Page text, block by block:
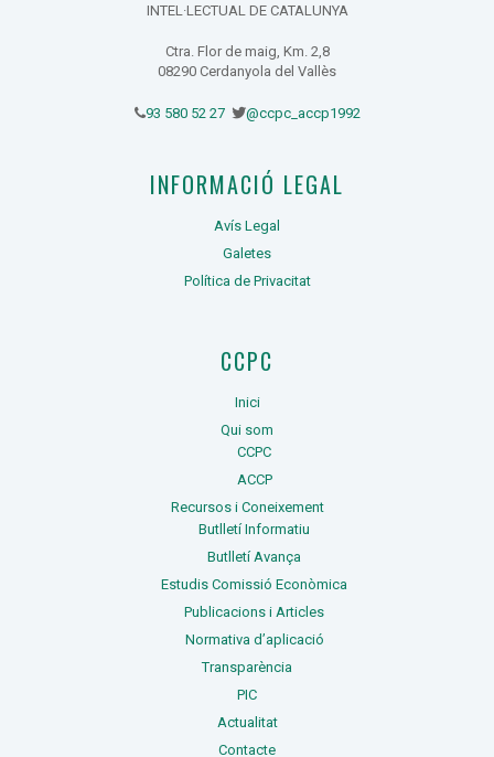
INTEL·LECTUAL DE CATALUNYA
Ctra. Flor de maig, Km. 2,8
08290 Cerdanyola del Vallès
93 580 52 27 @ccpc_accp1992
INFORMACIÓ LEGAL
Avís Legal
Galetes
Política de Privacitat
CCPC
Inici
Qui som
CCPC
ACCP
Recursos i Coneixement
Butlletí Informatiu
Butlletí Avança
Estudis Comissió Econòmica
Publicacions i Articles
Normativa d’aplicació
Transparència
PIC
Actualitat
Contacte